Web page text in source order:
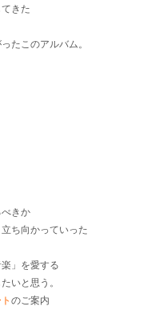
きた
たこのアルバム。
きか
ち向かっていった
」を愛する
いと思う。
のご案内